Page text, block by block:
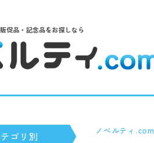
促品・記念品をお探しなら
ゴリ別 ノベルティ.com